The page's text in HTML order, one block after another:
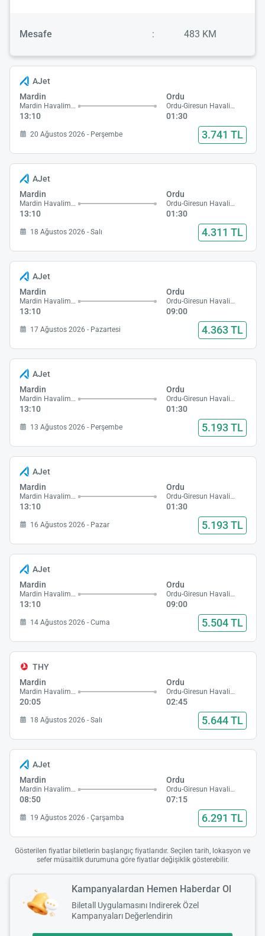
Mesafe : 483 KM
AJet
Mardin
Mardin Havalimanı
13:10
Ordu
Ordu-Giresun Havalimanı
01:30
20 Ağustos 2026 - Perşembe 3.741 TL
AJet
Mardin
Mardin Havalimanı
13:10
Ordu
Ordu-Giresun Havalimanı
01:30
18 Ağustos 2026 - Salı 4.311 TL
AJet
Mardin
Mardin Havalimanı
13:10
Ordu
Ordu-Giresun Havalimanı
09:00
17 Ağustos 2026 - Pazartesi 4.363 TL
AJet
Mardin
Mardin Havalimanı
13:10
Ordu
Ordu-Giresun Havalimanı
01:30
13 Ağustos 2026 - Perşembe 5.193 TL
AJet
Mardin
Mardin Havalimanı
13:10
Ordu
Ordu-Giresun Havalimanı
01:30
16 Ağustos 2026 - Pazar 5.193 TL
AJet
Mardin
Mardin Havalimanı
13:10
Ordu
Ordu-Giresun Havalimanı
09:00
14 Ağustos 2026 - Cuma 5.504 TL
THY
Mardin
Mardin Havalimanı
20:05
Ordu
Ordu-Giresun Havalimanı
02:45
18 Ağustos 2026 - Salı 5.644 TL
AJet
Mardin
Mardin Havalimanı
08:50
Ordu
Ordu-Giresun Havalimanı
07:15
19 Ağustos 2026 - Çarşamba 6.291 TL
Gösterilen fiyatlar biletlerin başlangıç fiyatlarıdır. Seçilen tarih, lokasyon ve
sefer müsaitlik durumuna göre fiyatlar değişiklik gösterebilir.
Kampanyalardan Hemen Haberdar Ol
Biletall Uygulamasını Indirerek Özel
Kampanyaları Değerlendirin